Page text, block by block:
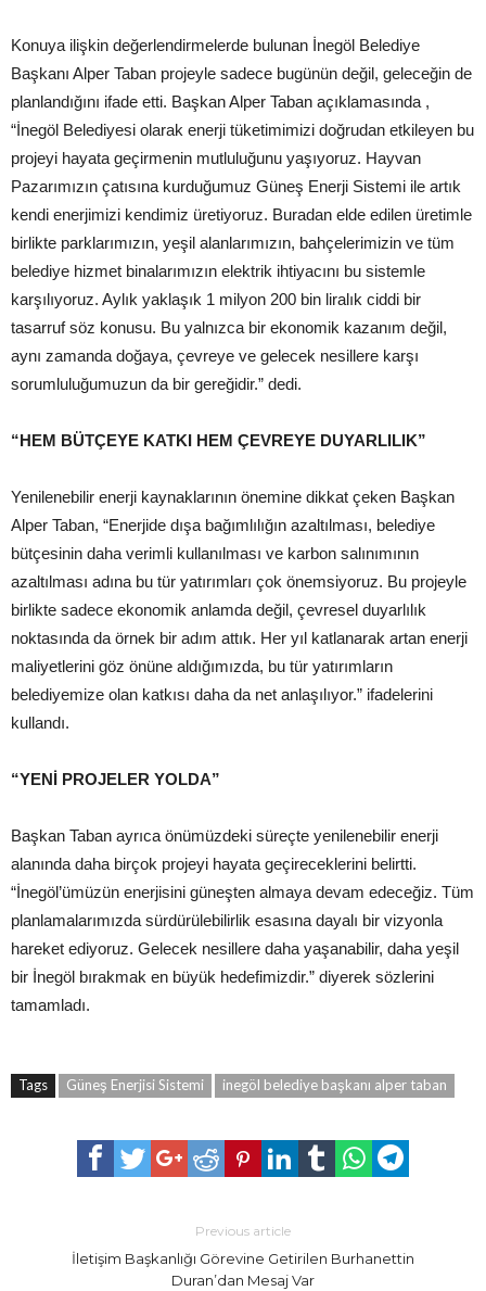
Konuya ilişkin değerlendirmelerde bulunan İnegöl Belediye
Başkanı Alper Taban projeyle sadece bugünün değil, geleceğin de
planlandığını ifade etti. Başkan Alper Taban açıklamasında ,
“İnegöl Belediyesi olarak enerji tüketimimizi doğrudan etkileyen bu
projeyi hayata geçirmenin mutluluğunu yaşıyoruz. Hayvan
Pazarımızın çatısına kurduğumuz Güneş Enerji Sistemi ile artık
kendi enerjimizi kendimiz üretiyoruz. Buradan elde edilen üretimle
birlikte parklarımızın, yeşil alanlarımızın, bahçelerimizin ve tüm
belediye hizmet binalarımızın elektrik ihtiyacını bu sistemle
karşılıyoruz. Aylık yaklaşık 1 milyon 200 bin liralık ciddi bir
tasarruf söz konusu. Bu yalnızca bir ekonomik kazanım değil,
aynı zamanda doğaya, çevreye ve gelecek nesillere karşı
sorumluluğumuzun da bir gereğidir.” dedi.
“HEM BÜTÇEYE KATKI HEM ÇEVREYE DUYARLILIK”
Yenilenebilir enerji kaynaklarının önemine dikkat çeken Başkan
Alper Taban, “Enerjide dışa bağımlılığın azaltılması, belediye
bütçesinin daha verimli kullanılması ve karbon salınımının
azaltılması adına bu tür yatırımları çok önemsiyoruz. Bu projeyle
birlikte sadece ekonomik anlamda değil, çevresel duyarlılık
noktasında da örnek bir adım attık. Her yıl katlanarak artan enerji
maliyetlerini göz önüne aldığımızda, bu tür yatırımların
belediyemize olan katkısı daha da net anlaşılıyor.” ifadelerini
kullandı.
“YENİ PROJELER YOLDA”
Başkan Taban ayrıca önümüzdeki süreçte yenilenebilir enerji
alanında daha birçok projeyi hayata geçireceklerini belirtti.
“İnegöl’ümüzün enerjisini güneşten almaya devam edeceğiz. Tüm
planlamalarımızda sürdürülebilirlik esasına dayalı bir vizyonla
hareket ediyoruz. Gelecek nesillere daha yaşanabilir, daha yeşil
bir İnegöl bırakmak en büyük hedefimizdir.” diyerek sözlerini
tamamladı.
Tags Güneş Enerjisi Sistemi inegöl belediye başkanı alper taban
Previous article
İletişim Başkanlığı Görevine Getirilen Burhanettin
Duran’dan Mesaj Var